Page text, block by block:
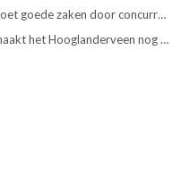
goede zaken door concurr…
het Hooglanderveen nog …